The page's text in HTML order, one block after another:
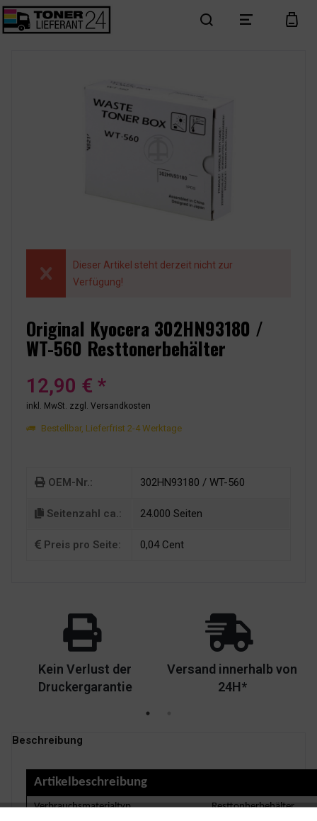
search menu cart
Dieser Artikel steht derzeit nicht zur
Verfügung!
Original Kyocera 302HN93180 /
WT-560 Resttonerbehälter
12,90 € *
inkl. MwSt. zzgl. Versandkosten
Bestellbar, Lieferfrist 2-4 Werktage
OEM-Nr.: 302HN93180 / WT-560
Seitenzahl ca.: 24.000 Seiten
Preis pro Seite: 0,04 Cent
Kein Verlust der
Druckergarantie
Versand innerhalb von
24H*
Beschreibung
Artikelbeschreibung
Verbrauchsmaterialtyp Resttonherbehälter